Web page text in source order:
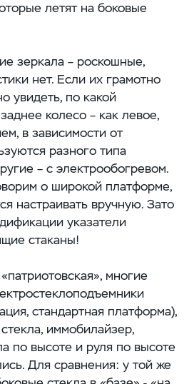
летят на боковые
зеркала – роскошные,
нет. Если их грамотно
увидеть, по какой
колесо – как левое,
в зависимости от
разного типа
– с электрообогревом.
о широкой платформе,
настраивать вручную. Зато
указатели
стаканы!
многие
стандартная платформа),
иммобилайзер,
по высоте и руля по высоте
Для сравнения: у той же